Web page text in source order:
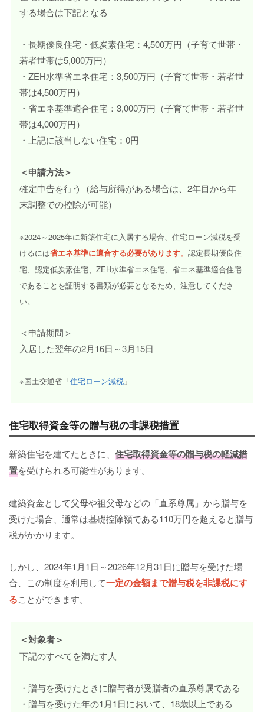
する場合は下記となる
・長期優良住宅・低炭素住宅：4,500万円（子育て世帯・
若者世帯は5,000万円）
・ZEH水準省エネ住宅：3,500万円（子育て世帯・若者世
帯は4,500万円）
・省エネ基準適合住宅：3,000万円（子育て世帯・若者世
帯は4,000万円）
・上記に該当しない住宅：0円
＜申請方法＞
確定申告を行う（給与所得がある場合は、2年目から年
末調整での控除が可能）
※2024～2025年に新築住宅に入居する場合、住宅ローン減税を受
けるには省エネ基準に適合する必要があります。 認定長期優良住
宅、認定低炭素住宅、ZEH水準省エネ住宅、省エネ基準適合住宅
であることを証明する書類が必要となるため、注意してくださ
い。
＜申請期間＞
入居した翌年の2月16日～3月15日
※国土交通省「住宅ローン減税 」
住宅取得資金等の贈与税の非課税措置
新築住宅を建てたときに、 住宅取得資金等の贈与税の軽減措
置を受けられる可能性があります。
建築資金として父母や祖父母などの「直系尊属」から贈与を
受けた場合、通常は基礎控除額である110万円を超えると贈与
税がかかります。
しかし、2024年1月1日～2026年12月31日に贈与を受けた場
合、この制度を利用して一定の金額まで贈与税を非課税にす
ることができます。
＜対象者＞
下記のすべてを満たす人
・贈与を受けたときに贈与者が受贈者の直系尊属である
・贈与を受けた年の1月1日において、18歳以上である